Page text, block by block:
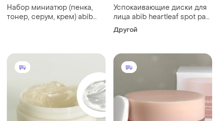
Набор миниатюр (пенка,
тонер, серум, крем) abib
Успокаивающие диски для
лица abib heartleaf spot pad
calming touch
Другой